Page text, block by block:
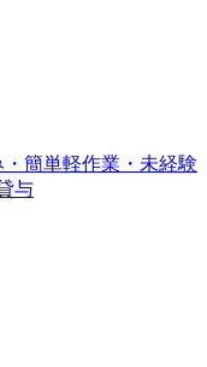
簡単軽作業・未経験
与